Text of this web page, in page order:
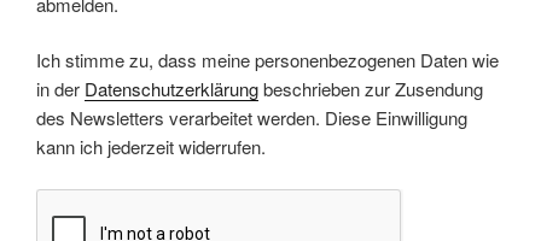
Ich stimme zu, dass meine personenbezogenen Daten wie
in der Datenschutzerklärungbeschrieben zur Zusendung
des Newsletters verarbeitet werden. Diese Einwilligung
kann ich jederzeit widerrufen.